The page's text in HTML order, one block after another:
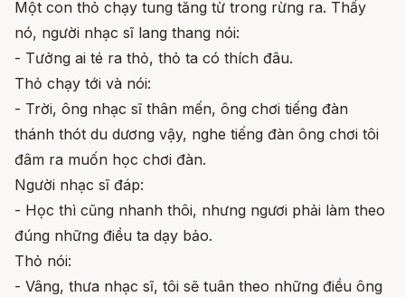
Một con thỏ chạy tung tăng từ trong rừng ra. Thấy
nó, người nhạc sĩ lang thang nói:
- Tưởng ai té ra thỏ, thỏ ta có thích đâu.
Thỏ chạy tới và nói:
- Trời, ông nhạc sĩ thân mến, ông chơi tiếng đàn
thánh thót du dương vậy, nghe tiếng đàn ông chơi tôi
đâm ra muốn học chơi đàn.
Người nhạc sĩ đáp:
- Học thì cũng nhanh thôi, nhưng ngươi phải làm theo
đúng những điều ta dạy bảo.
Thỏ nói:
- Vâng, thưa nhạc sĩ, tôi sẽ tuân theo những điều ông